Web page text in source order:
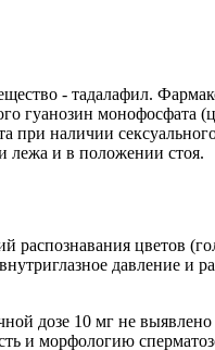
- тадалафил.
гуанозин монофосфата
при наличии
лежа и в положении стоя.
цветов
давление и
дозе 10 мг не
и морфологию